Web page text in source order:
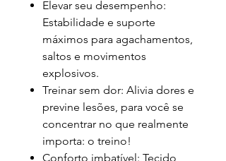
Elevar seu desempenho:
Estabilidade e suporte
máximos para agachamentos,
saltos e movimentos
explosivos.
Treinar sem dor: Alivia dores e
previne lesões, para você se
concentrar no que realmente
importa: o treino!
Conforto imbatível: Tecido